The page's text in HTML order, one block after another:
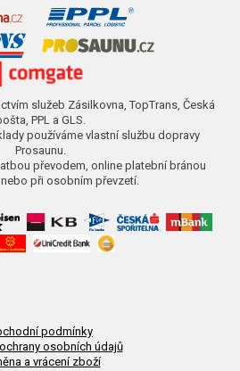
služeb Zásilkovna, TopTrans, Česká
PPL a GLS.
používáme vlastní službu dopravy
Prosaunu.
převodem, online platební bránou
nebo při osobním převzetí.
podmínky
osobních údajů
a vrácení zboží